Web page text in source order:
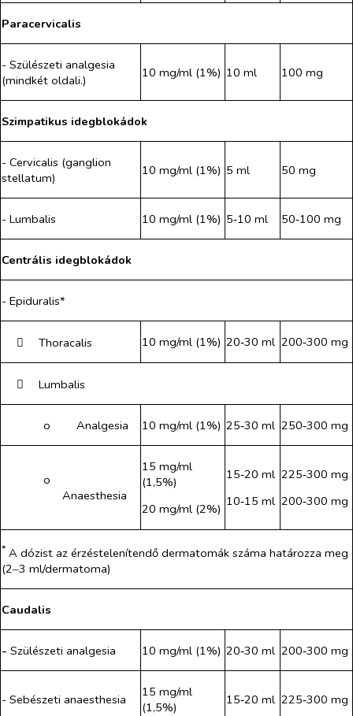
Paracervicalis
- Szülészeti analgesia
(mindkét oldali.)
10 mg/ml (1%) 10 ml 100 mg
Szimpatikus idegblokádok
- Cervicalis (ganglion
stellatum)
10 mg/ml (1%) 5 ml 50 mg
- Lumbalis 10 mg/ml (1%) 5‑10 ml 50‑100 mg
Centrális idegblokádok
- Epiduralis*
​ Thoracalis 10 mg/ml (1%) 20‑30 ml 200‑300 mg
​ Lumbalis
o​ Analgesia 10 mg/ml (1%) 25‑30 ml 250‑300 mg
o​
Anaesthesia
15 mg/ml
(1,5%)
20 mg/ml (2%)
15‑20 ml
10‑15 ml
225‑300 mg
200‑300 mg
* A dózist az érzéstelenítendő dermatomák száma határozza meg
(2‒3 ml/dermatoma)
Caudalis
- Szülészeti analgesia 10 mg/ml (1%) 20‑30 ml 200‑300 mg
- Sebészeti anaesthesia
15 mg/ml
(1,5%)
15‑20 ml 225‑300 mg